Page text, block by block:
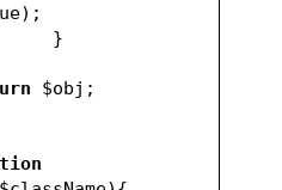
);
			}
$obj ;